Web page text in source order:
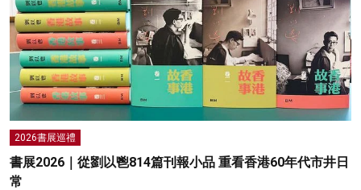
2026書展巡禮
書展2026｜從劉以鬯814篇刊報小品 重看香港60年代市井日
常